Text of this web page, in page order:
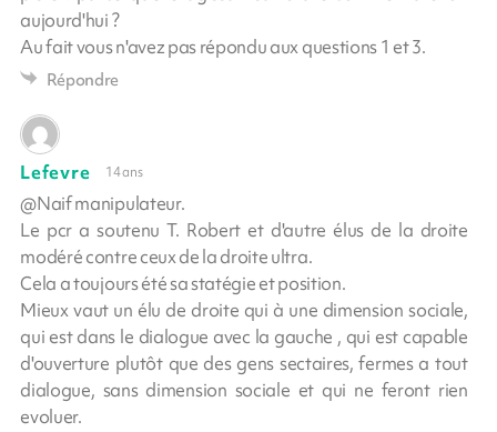
aujourd'hui ?
Au fait vous n'avez pas répondu aux questions 1 et 3.
Répondre
Lefevre 14 ans
@Naif manipulateur.
Le pcr a soutenu T. Robert et d'autre élus de la droite
modéré contre ceux de la droite ultra.
Cela a toujours été sa statégie et position.
Mieux vaut un élu de droite qui à une dimension sociale,
qui est dans le dialogue avec la gauche , qui est capable
d'ouverture plutôt que des gens sectaires, fermes a tout
dialogue, sans dimension sociale et qui ne feront rien
evoluer.